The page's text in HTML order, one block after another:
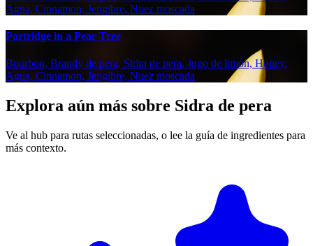
Agua, Cinnamon, Jengibre, Nuez moscada
Partridge in a Pear Tree
Bourbon, Brandy de pera, Sidra de pera, Jugo de limón, Honey,
Agua, Cinnamon, Jengibre, Nuez moscada
Explora aún más sobre Sidra de pera
Ve al hub para rutas seleccionadas, o lee la guía de ingredientes para
más contexto.